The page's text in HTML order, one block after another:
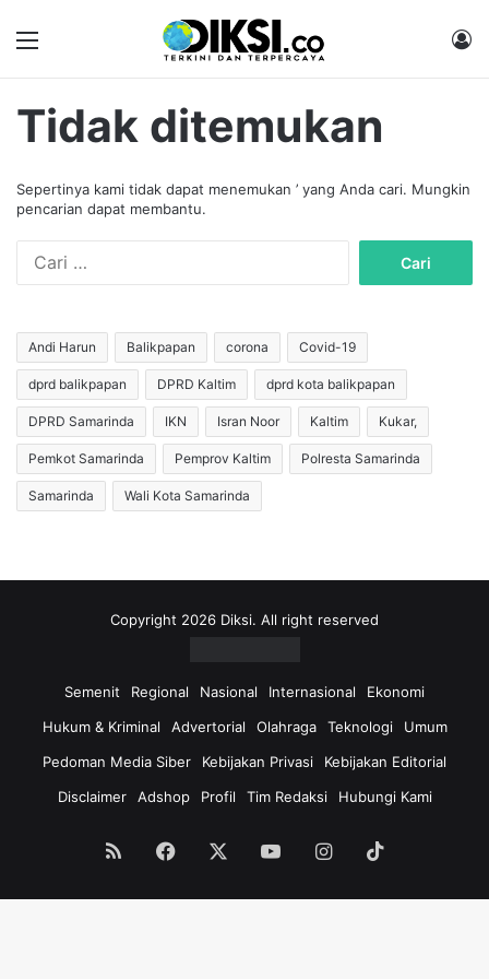
Tidak ditemukan
Sepertinya kami tidak dapat menemukan ’ yang Anda cari. Mungkin
pencarian dapat membantu.
u
n
t
u
k
:
Andi Harun Balikpapan corona Covid-19
dprd balikpapan DPRD Kaltim dprd kota balikpapan
DPRD Samarinda IKN Isran Noor Kaltim Kukar,
Pemkot Samarinda Pemprov Kaltim Polresta Samarinda
Samarinda Wali Kota Samarinda
Copyright 2026 Diksi. All right reserved
Semenit Regional Nasional Internasional
Ekonomi
Hukum & Kriminal
Advertorial Olahraga Teknologi
Umum
Pedoman Media Siber
Kebijakan Privasi
Kebijakan Editorial
Disclaimer
Adshop Profil Tim Redaksi Hubungi Kami
RSS Facebook YouTubeInstagram